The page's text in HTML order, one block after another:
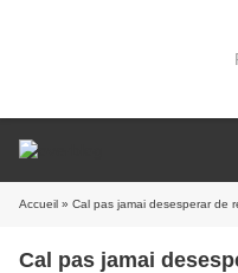
Accueil » Cal pas jamai desesperar de
Cal pas jamai